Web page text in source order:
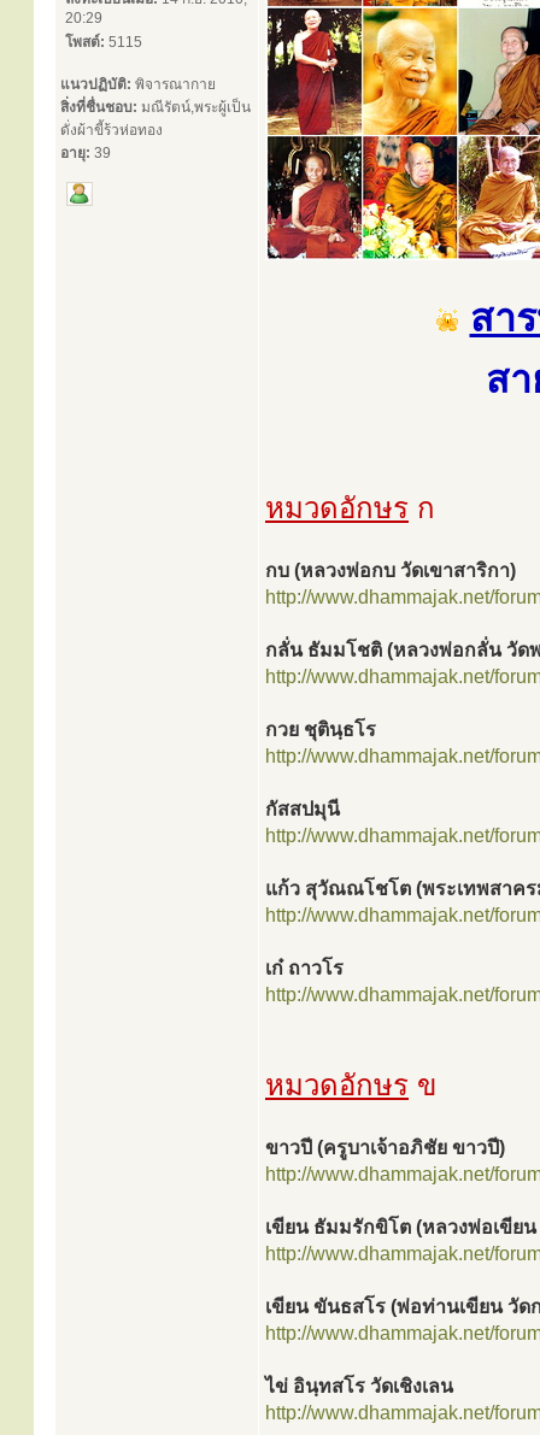
20:29
โพสต์: 5115
แนวปฏิบัติ: พิจารณากาย
สิ่งที่ชื่นชอบ: มณีรัตน์,พระผู้เป็น
ดั่งผ้าขี้ร้วห่อทอง
อายุ: 39
สา
ส
หมวดอักษร ก
กบ (หลวงพ่อกบ วัดเขาสาริกา)
http://www.dhammajak.net/
กลั่น ธัมมโชติ (หลวงพ่อกลั่น วัด
http://www.dhammajak.net/
กวย ชุตินฺธโร
http://www.dhammajak.net/
กัสสปมุนี
http://www.dhammajak.net/
แก้ว สุวัณณโชโต (พระเทพสาค
http://www.dhammajak.net/
เก๋ ถาวโร
http://www.dhammajak.net/
หมวดอักษร ข
ขาวปี (ครูบาเจ้าอภิชัย ขาวปี)
http://www.dhammajak.net/
เขียน ธัมมรักขิโต (หลวงพ่อเขีย
http://www.dhammajak.net/
เขียน ขันธสโร (พ่อท่านเขียน วัด
http://www.dhammajak.net/
ไข่ อินฺทสโร วัดเชิงเลน
http://www.dhammajak.net/